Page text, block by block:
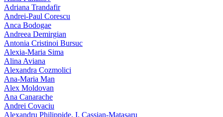
Adriana Trandafir
Andrei-Paul Corescu
Anca Bodogae
Andreea Demirgian
Antonia Cristinoi Bursuc
Alexia-Maria Sima
Alina Aviana
Alexandra Cozmolici
Ana-Maria Man
Alex Moldovan
Ana Canarache
Andrei Covaciu
Alexandru Philippide, I. Cassian‑Matasaru